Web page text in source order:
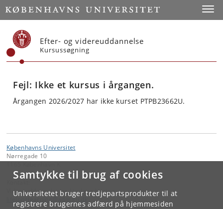
Samtykke til brug af cookies
Universitetet bruger tredjepartsprodukter til at
registrere brugernes adfærd på hjemmesiden
Start
Efter- og videreuddannelse
Kursussøgning
Fejl: Ikke et kursus i årgangen.
Årgangen 2026/2027 har ikke kurset PTPB23662U.
Københavns Universitet
Nørregade 10
Videreuddannelse og Livslang Læring
.ku